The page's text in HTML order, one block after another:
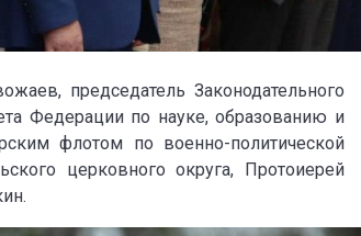
председатель Законодательного
Федерации по науке, образованию и
флотом по военно-политической
церковного округа, Протоиерей